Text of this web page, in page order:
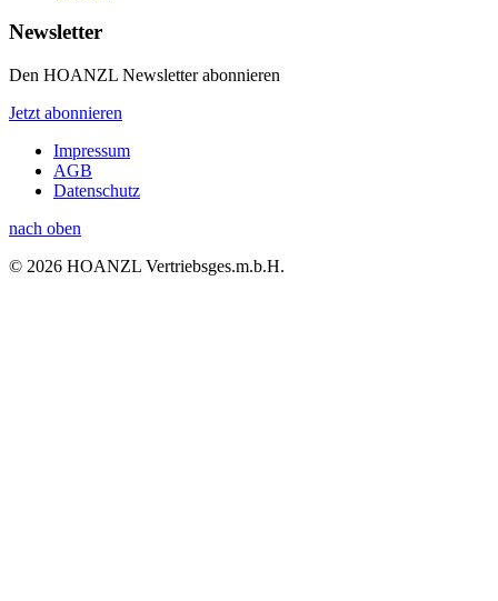
Newsletter
Den HOANZL Newsletter abonnieren
Jetzt abonnieren
Impressum
AGB
Datenschutz
nach oben
© 2026 HOANZL Vertriebsges.m.b.H.